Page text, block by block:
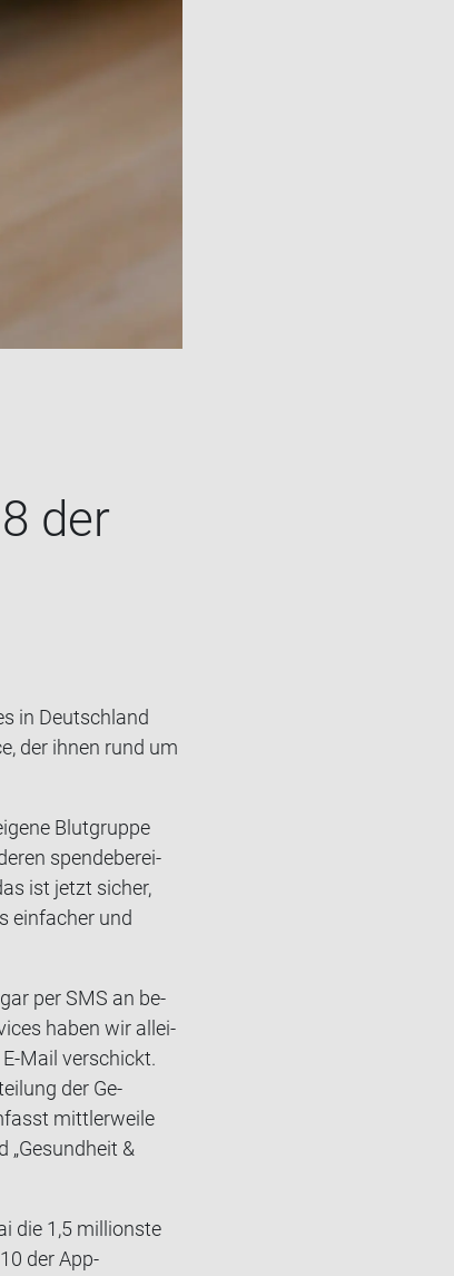
der
in Deutsch­land
der ihnen rund um
Blut­grup­pe
spen­de­be­rei­
ist jetzt si­cher,
ein­fa­cher und
per SMS an be­
haben wir al­lei­
​Mail ver­schickt.
der Ge­
mitt­ler­wei­le
„Ge­sund­heit &
die 1,5 mil­li­ons­te
der App-​